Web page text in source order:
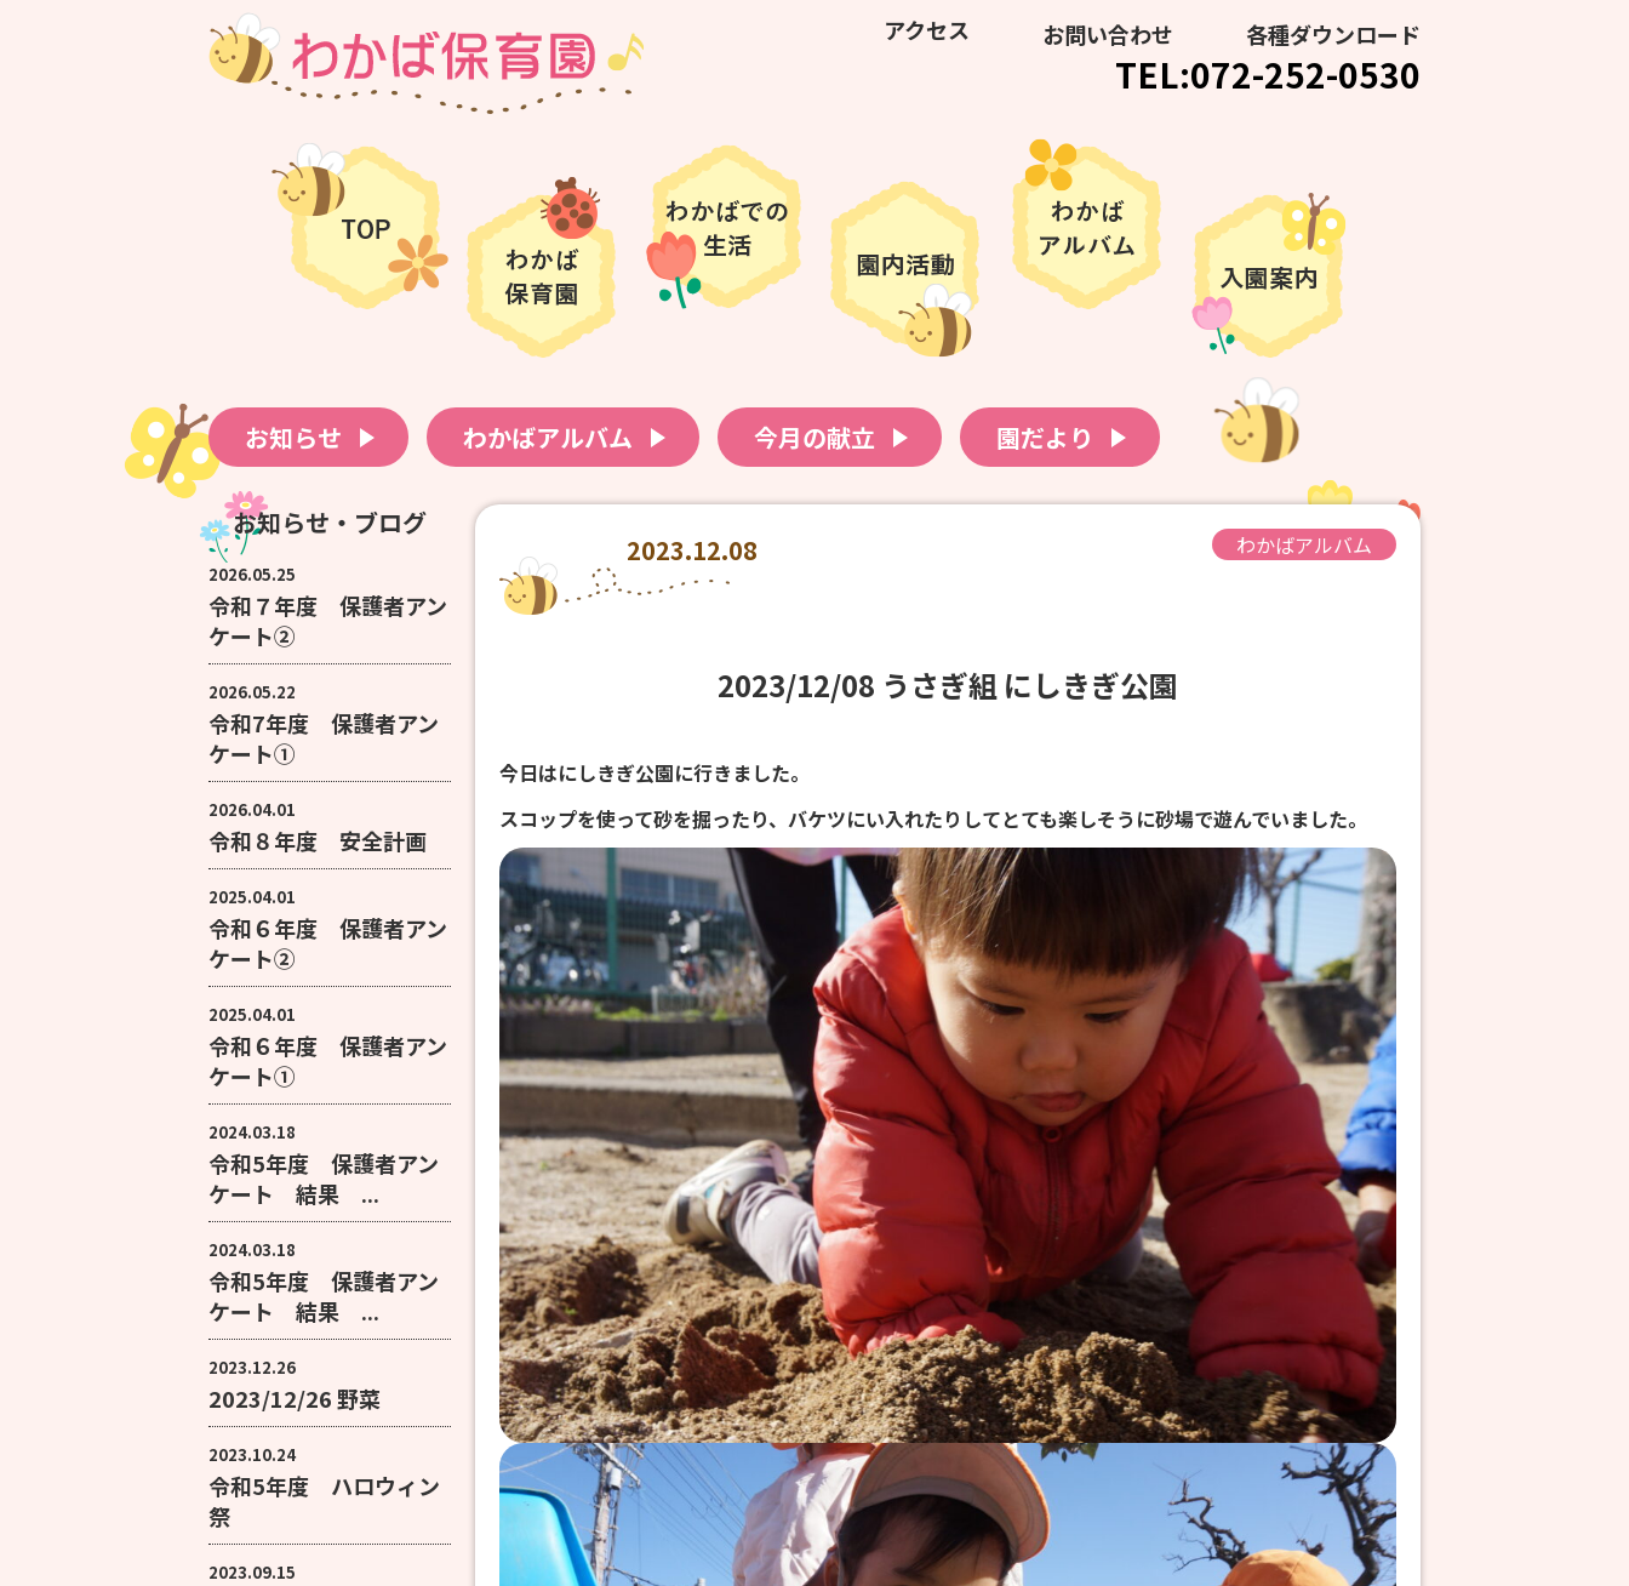
アクセス お問い合わせ 各種ダウンロード
TEL:072-252-0530
お知らせ わかばアルバム 今月の献立 園だより
お知らせ・ブログ
2026.05.25
令和７年度 保護者アン
ケート②
2026.05.22
令和7年度 保護者アン
ケート①
2026.04.01
令和８年度 安全計画
2025.04.01
令和６年度 保護者アン
ケート②
2025.04.01
令和６年度 保護者アン
ケート①
2024.03.18
令和5年度 保護者アン
ケート 結果 ...
2024.03.18
令和5年度 保護者アン
ケート 結果 ...
2023.12.26
2023/12/26 野菜
2023.10.24
令和5年度 ハロウィン
祭
2023.09.15
2023.12.08 わかばアルバム
2023/12/08 うさぎ組 にしきぎ公園
今日はにしきぎ公園に行きました。
スコップを使って砂を掘ったり、バケツにい入れたりしてとても楽しそうに砂場で遊んでいました。